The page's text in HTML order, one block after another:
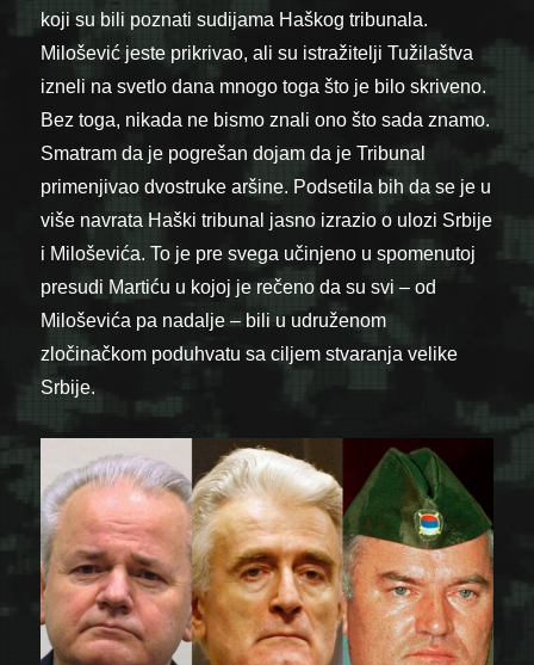
koji su bili poznati sudijama Haškog tribunala.
Milošević jeste prikrivao, ali su istražitelji Tužilaštva
izneli na svetlo dana mnogo toga što je bilo skriveno.
Bez toga, nikada ne bismo znali ono što sada znamo.
Smatram da je pogrešan dojam da je Tribunal
primenjivao dvostruke aršine. Podsetila bih da se je u
više navrata Haški tribunal jasno izrazio o ulozi Srbije
i Miloševića. To je pre svega učinjeno u spomenutoj
presudi Martiću u kojoj je rečeno da su svi – od
Miloševića pa nadalje – bili u udruženom
zločinačkom poduhvatu sa ciljem stvaranja velike
Srbije.